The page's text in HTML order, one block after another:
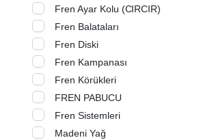
Fren Ayar Kolu (CIRCIR)
Fren Balataları
Fren Diski
Fren Kampanası
Fren Körükleri
FREN PABUCU
Fren Sistemleri
Madeni Yağ